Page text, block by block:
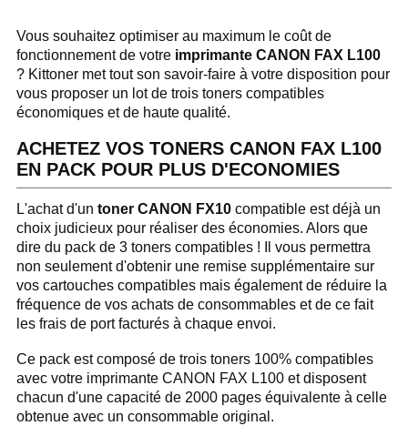
Vous souhaitez optimiser au maximum le coût de
fonctionnement de votre imprimante CANON FAX L100
? Kittoner met tout son savoir-faire à votre disposition pour
vous proposer un lot de trois toners compatibles
économiques et de haute qualité.
ACHETEZ VOS TONERS CANON FAX L100
EN PACK POUR PLUS D'ECONOMIES
L'achat d'un toner CANON FX10 compatible est déjà un
choix judicieux pour réaliser des économies. Alors que
dire du pack de 3 toners compatibles ! Il vous permettra
non seulement d'obtenir une remise supplémentaire sur
vos cartouches compatibles mais également de réduire la
fréquence de vos achats de consommables et de ce fait
les frais de port facturés à chaque envoi.
Ce pack est composé de trois toners 100% compatibles
avec votre imprimante CANON FAX L100 et disposent
chacun d'une capacité de 2000 pages équivalente à celle
obtenue avec un consommable original.